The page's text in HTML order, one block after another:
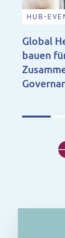
HUB-
Global
bauen